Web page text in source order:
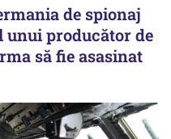
de spionaj
unui producător de
să fie asasinat